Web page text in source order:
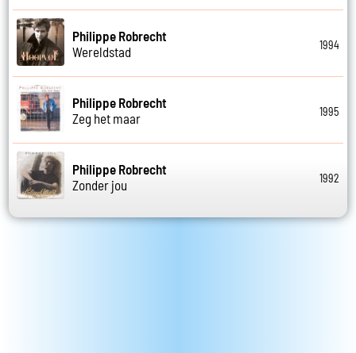
Philippe Robrecht
Wereldstad
1994
Philippe Robrecht
Zeg het maar
1995
Philippe Robrecht
Zonder jou
1992